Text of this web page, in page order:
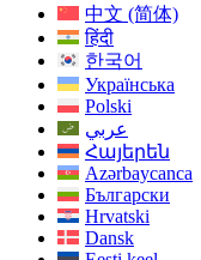
中文 (简体)
हिंदी
한국어
Українська
Polski
عربي
Հայերեն
Azərbaycanca
Български
Hrvatski
Dansk